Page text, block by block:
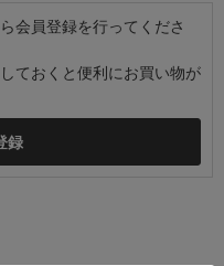
会員登録を行ってくださ
ておくと便利にお買い物が